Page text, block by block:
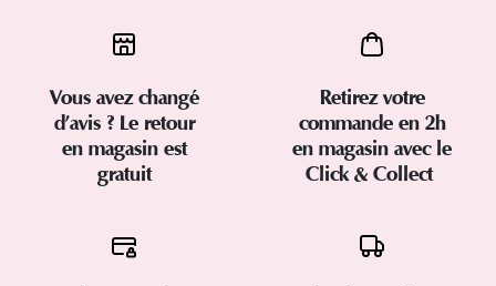
Vous avez changé
d’avis ? Le retour
en magasin est
gratuit
Retirez votre
commande en 2h
en magasin avec le
Click & Collect